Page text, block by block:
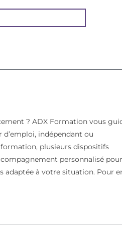
? ADX Formation vous
indépendant ou
formation, plusieurs dispositifs
personnalisé pour
adaptée à votre situation. Pour